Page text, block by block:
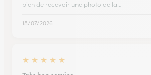
bien de recevoir une photo de la…
18/07/2026
★ ★ ★ ★ ★